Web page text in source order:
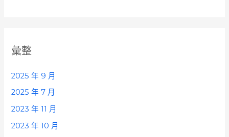
彙整
2025 年 9 月
2025 年 7 月
2023 年 11 月
2023 年 10 月